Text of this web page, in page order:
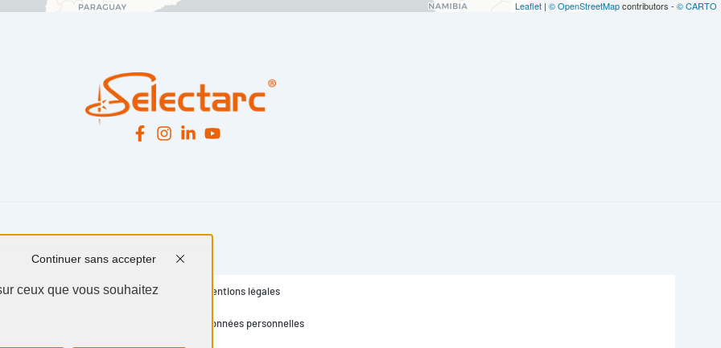
Leaflet | © OpenStreetMapcontributors - © CARTO
Mentions légales
Données personnelles
ceux que vous souhaitez
Continuer sans accepter